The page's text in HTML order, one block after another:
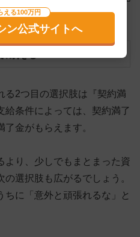
もしれません。
る2つ目の選択肢は『契約満
給条件によっては、契約満了
金がもらえます。
り、 少しでもまとまった資
の選択肢も広がるでしょう。
に「意外と頑張れるな」と
える100万円
ン公式サイトへ